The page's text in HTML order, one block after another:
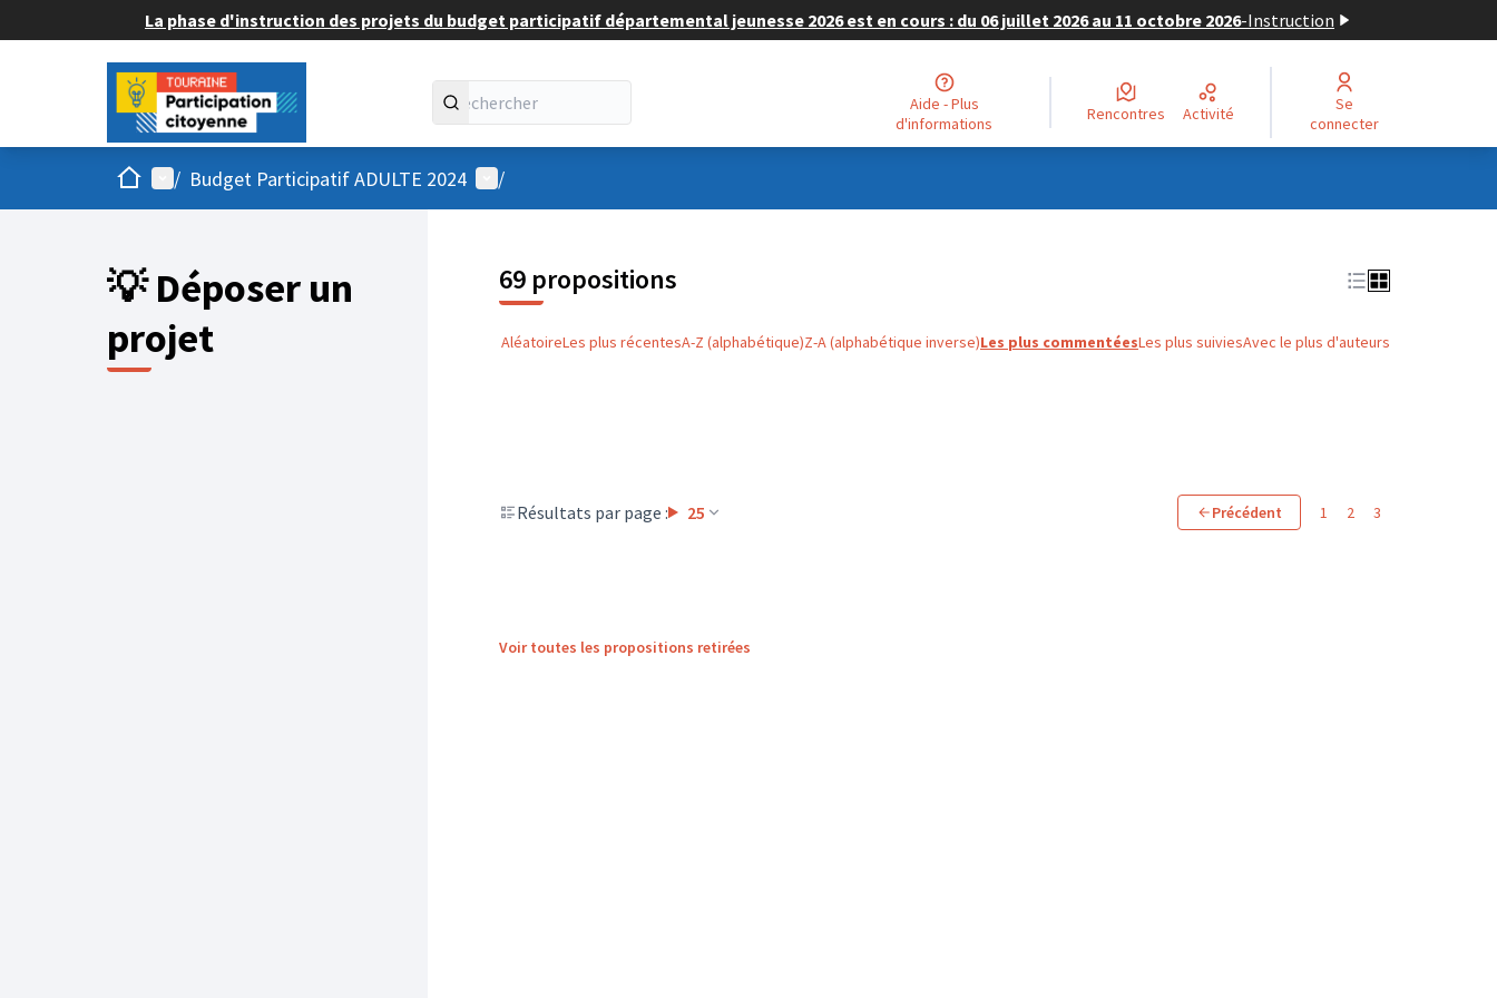
La phase d'instruction des projets du budget participatif départemental jeunesse 2026 est en cours : du 06 juillet 2026 au 11 octobre 2026-Instruction
Aide - Plus
d'informations
Rencontres Activité
Se
connecter
AccueilMenu principal
/ Budget Participatif ADULTE 2024 Menu utilisateur
/
💡 Déposer un
projet
69 propositions
AléatoireLes plus récentesA-Z (alphabétique)Z-A (alphabétique inverse)Les plus commentéesLes plus suiviesAvec le plus d'auteurs
Résultats par page : 25 Précédent 1 2 3
Voir toutes les propositions retirées